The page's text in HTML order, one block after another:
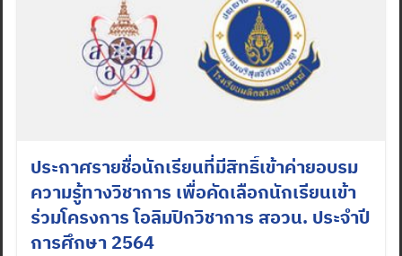
ประกาศรายชื่อนักเรียนที่มีสิทธิ์เข้าค่ายอบรม
ความรู้ทางวิชาการ เพื่อคัดเลือกนักเรียนเข้า
ร่วมโครงการ โอลิมปิกวิชาการ สอวน. ประจำปี
การศึกษา 2564